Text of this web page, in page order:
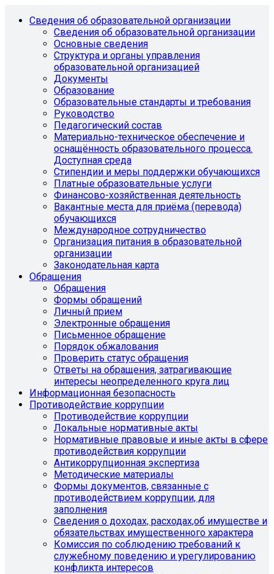
Сведения об образовательной организации
Сведения об образовательной организации
Основные сведения
Структура и органы управления
образовательной организацией
Документы
Образование
Образовательные стандарты и требования
Руководство
Педагогический состав
Материально-техническое обеспечение и
оснащённость образовательного процесса.
Доступная среда
Стипендии и меры поддержки обучающихся
Платные образовательные услуги
Финансово-хозяйственная деятельность
Вакантные места для приёма (перевода)
обучающихся
Международное сотрудничество
Организация питания в образовательной
организации
Законодательная карта
Обращения
Обращения
Формы обращений
Личный прием
Электронные обращения
Письменное обращение
Порядок обжалования
Проверить статус обращения
Ответы на обращения, затрагивающие
интересы неопределенного круга лиц
Информационная безопасность
Противодействие коррупции
Противодействие коррупции
Локальные нормативные акты
Нормативные правовые и иные акты в сфере
противодействия коррупции
Антикоррупционная экспертиза
Методические материалы
Формы документов, связанные с
противодействием коррупции, для
заполнения
Сведения о доходах, расходах,об имуществе и
обязательствах имущественного характера
Комиссия по соблюдению требований к
служебному поведению и урегулированию
конфликта интересов